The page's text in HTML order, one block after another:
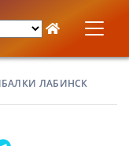
ЛАБИНСК